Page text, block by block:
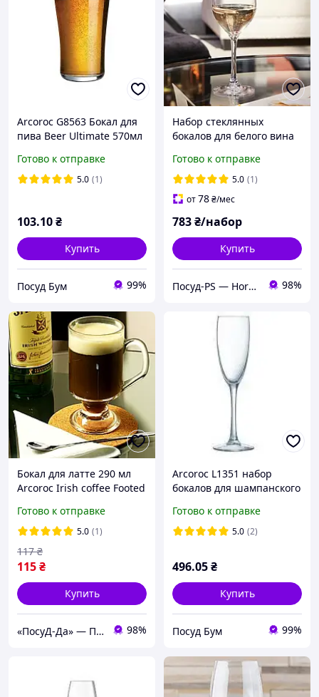
Arcoroc G8563 Бокал для
пива Beer Ultimate 570мл
Готово к отправке
5.0 (1)
103.10₴
Купить
Посуд Бум 99%
Набор стеклянных
бокалов для белого вина
(L1967)
Готово к отправке
5.0 (1)
от78₴/мес
783₴/набор
Купить
Посуд-PS — Horeca Посуда Подарки 98%
Бокал для латте 290 мл
Arcoroc Irish coffee Footed
Готово к отправке
5.0 (1)
115₴
117 ₴
Купить
«ПосуД-Да» — Посуда, Подарки, Товары для дома 98%
Arcoroc L1351 набор
бокалов для шампанского
Готово к отправке
5.0 (2)
496.05₴
Купить
Посуд Бум 99%